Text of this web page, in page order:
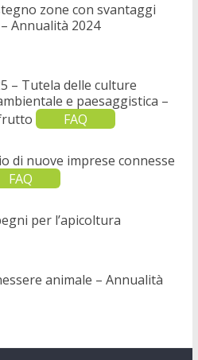
zone con svantaggi
Annualità 2024
– Tutela delle culture
e paesaggistica –
FAQ
di nuove imprese connesse
FAQ
per l’apicoltura
animale – Annualità